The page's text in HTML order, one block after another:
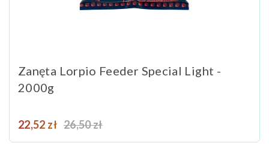
Zanęta Lorpio Feeder Special Light -
2000g
Cena
22,52 zł Cena podstawowa
26,50 zł